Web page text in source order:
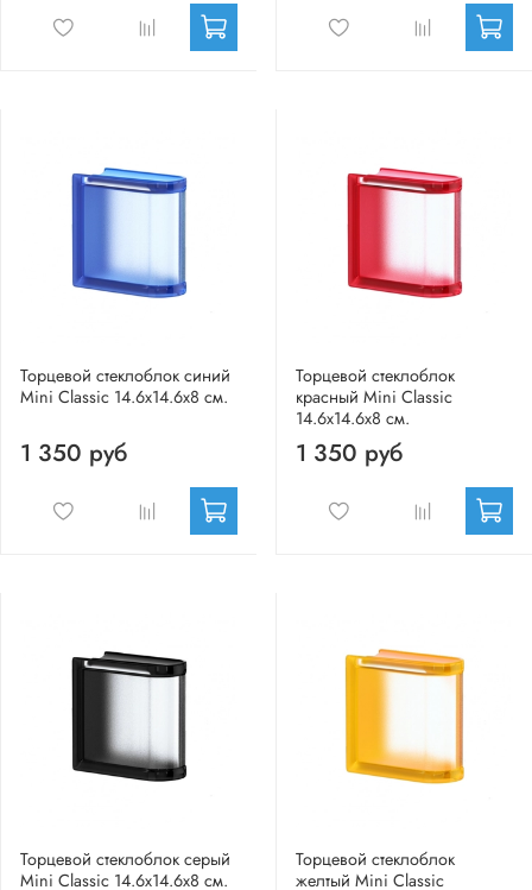
Торцевой стеклоблок синий
Mini Classic 14.6x14.6x8 см.
1 350 руб
Торцевой стеклоблок
красный Mini Classic
14.6x14.6x8 см.
1 350 руб
Торцевой стеклоблок серый
Mini Classic 14.6x14.6x8 см.
Торцевой стеклоблок
желтый Mini Classic